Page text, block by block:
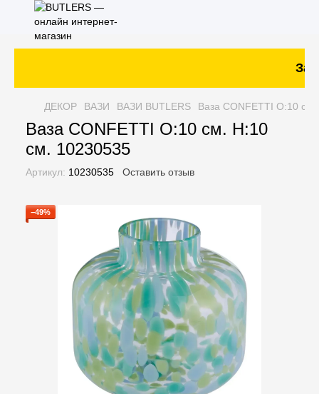
ДЕКОР ВАЗИ ВАЗИ BUTLERS Ваза CONFETTI O:10
Ваза CONFETTI O:10 см. H:10
см. 10230535
Артикул: 10230535 Оставить отзыв
−49%